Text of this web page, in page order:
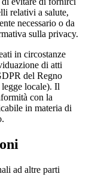
relativi a salute,
necessario o da
sulla privacy.
in circostanze
di atti
del Regno
locale). Il
con la
in materia di
ad altre parti